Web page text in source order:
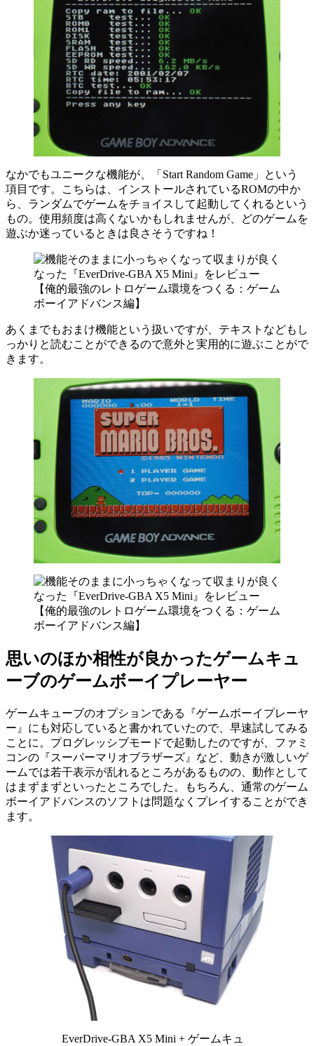
なかでもユニークな機能が、「Start Random Game」という
項目です。こちらは、インストールされているROMの中か
ら、ランダムでゲームをチョイスして起動してくれるという
もの。使用頻度は高くないかもしれませんが、どのゲームを
遊ぶか迷っているときは良さそうですね！
あくまでもおまけ機能という扱いですが、テキストなどもし
っかりと読むことができるので意外と実用的に遊ぶことがで
きます。
思いのほか相性が良かったゲームキュ
ーブのゲームボーイプレーヤー
ゲームキューブのオプションである『ゲームボーイプレーヤ
ー』にも対応していると書かれていたので、早速試してみる
ことに。プログレッシブモードで起動したのですが、ファミ
コンの『スーパーマリオブラザーズ』など、動きが激しいゲ
ームでは若干表示が乱れるところがあるものの、動作として
はまずまずといったところでした。もちろん、通常のゲーム
ボーイアドバンスのソフトは問題なくプレイすることができ
ます。
EverDrive-GBA X5 Mini + ゲームキュ